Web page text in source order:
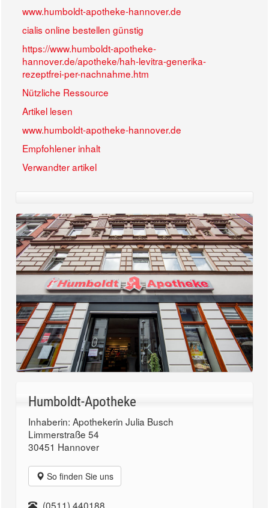
www.humboldt-apotheke-hannover.de
cialis online bestellen günstig
https://www.humboldt-apotheke-
hannover.de/apotheke/hah-levitra-generika-
rezeptfrei-per-nachnahme.htm
Nützliche Ressource
Artikel lesen
www.humboldt-apotheke-hannover.de
Empfohlener inhalt
Verwandter artikel
Humboldt-Apotheke
Inhaberin: Apothekerin Julia Busch
Limmerstraße 54
30451 Hannover
So finden Sie uns
(0511) 440188